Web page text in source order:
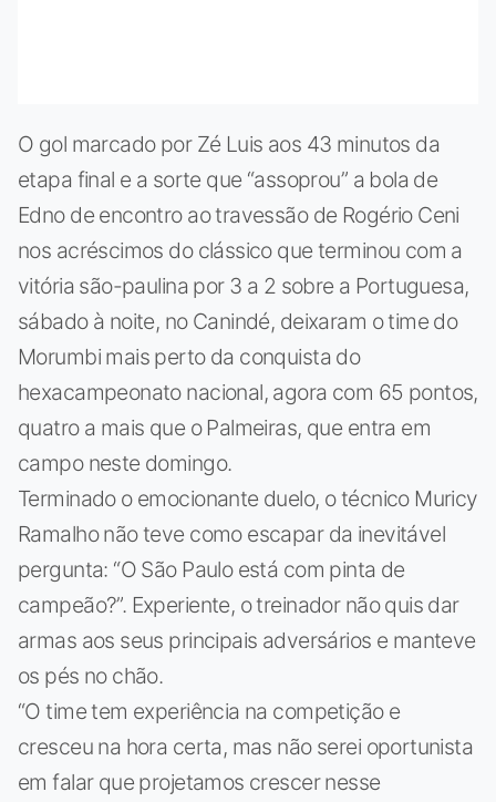
O gol marcado por Zé Luis aos 43 minutos da
etapa final e a sorte que “assoprou” a bola de
Edno de encontro ao travessão de Rogério Ceni
nos acréscimos do clássico que terminou com a
vitória são-paulina por 3 a 2 sobre a Portuguesa,
sábado à noite, no Canindé, deixaram o time do
Morumbi mais perto da conquista do
hexacampeonato nacional, agora com 65 pontos,
quatro a mais que o Palmeiras, que entra em
campo neste domingo.
Terminado o emocionante duelo, o técnico Muricy
Ramalho não teve como escapar da inevitável
pergunta: “O São Paulo está com pinta de
campeão?”. Experiente, o treinador não quis dar
armas aos seus principais adversários e manteve
os pés no chão.
“O time tem experiência na competição e
cresceu na hora certa, mas não serei oportunista
em falar que projetamos crescer nesse